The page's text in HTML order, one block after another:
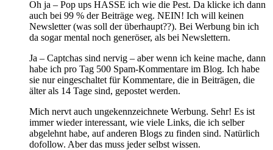
Oh ja – Pop ups HASSE ich wie die Pest. Da klicke ich dann
auch bei 99 % der Beiträge weg. NEIN! Ich will keinen
Newsletter (was soll der überhaupt??). Bei Werbung bin ich
da sogar mental noch generöser, als bei Newslettern.
Ja – Captchas sind nervig – aber wenn ich keine mache, dann
habe ich pro Tag 500 Spam-Kommentare im Blog. Ich habe
sie nur eingeschaltet für Kommentare, die in Beiträgen, die
älter als 14 Tage sind, gepostet werden.
Mich nervt auch ungekennzeichnete Werbung. Sehr! Es ist
immer wieder interessant, wie viele Links, die ich selber
abgelehnt habe, auf anderen Blogs zu finden sind. Natürlich
dofollow. Aber das muss jeder selbst wissen.